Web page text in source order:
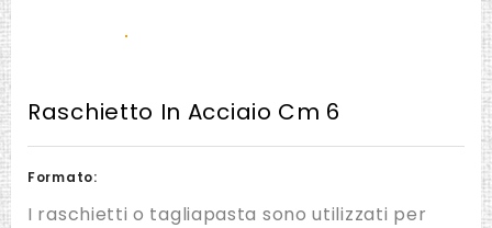
Raschietto In Acciaio Cm 6
Formato:
I raschietti o tagliapasta sono utilizzati per